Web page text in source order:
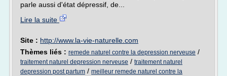
parle aussi d'état dépressif, de...
Lire la suite
Site : http://www.la-vie-naturelle.com
Thèmes liés : remede naturel contre la depression nerveuse /
traitement naturel depression nerveuse / traitement naturel
depression post partum / meilleur remede naturel contre la